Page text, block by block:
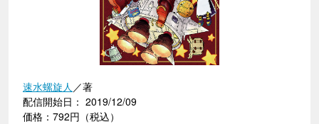
速水螺旋人 ／著
配信開始日： 2019/12/09
価格：792円（税込）